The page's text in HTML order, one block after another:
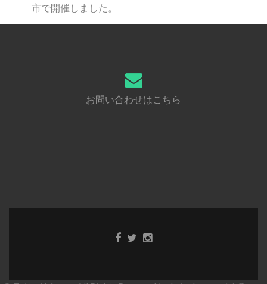
市で開催しました。
お問い合わせはこちら